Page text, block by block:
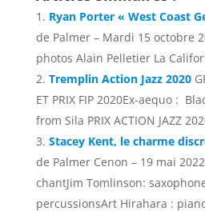
Ryan Porter « West Coast
de Palmer – Mardi 15 octobre
photos Alain Pelletier La
Tremplin Action Jazz 2020
ET PRIX FIP 2020Ex-aequo :
from Sila PRIX ACTION JAZZ
Stacey Kent, le charme
de Palmer Cenon – 19 mai
chantJim Tomlinson:
percussionsArt Hirahara :